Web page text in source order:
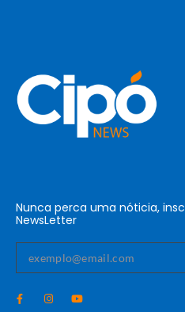
Nunca perca uma nóticia,
NewsLetter